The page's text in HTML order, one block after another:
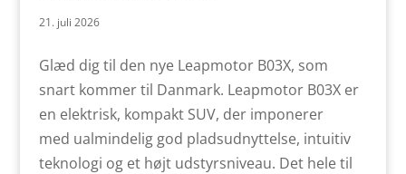
21. juli 2026
Glæd dig til den nye Leapmotor B03X, som
snart kommer til Danmark. Leapmotor B03X er
en elektrisk, kompakt SUV, der imponerer
med ualmindelig god pladsudnyttelse, intuitiv
teknologi og et højt udstyrsniveau. Det hele til